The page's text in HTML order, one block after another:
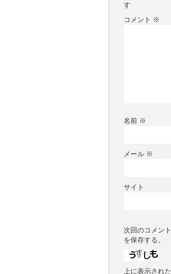
す
コメント ※
名前 ※
メール ※
サイト
次回のコメン
を保存する。
上に表示され